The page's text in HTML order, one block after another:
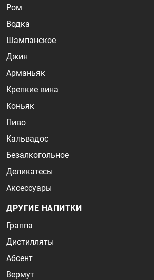
Ром
Водка
Шампанское
Джин
Арманьяк
Крепкие вина
Коньяк
Пиво
Кальвадос
Безалкогольное
Деликатесы
Аксессуары
ДРУГИЕ НАПИТКИ
Граппа
Дистилляты
Абсент
Вермут